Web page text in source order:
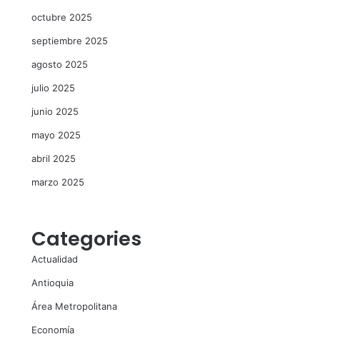
octubre 2025
septiembre 2025
agosto 2025
julio 2025
junio 2025
mayo 2025
abril 2025
marzo 2025
Categories
Actualidad
Antioquia
Área Metropolitana
Economía